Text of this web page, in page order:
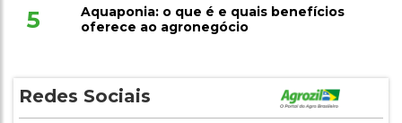
5
Aquaponia: o que é e quais benefícios
oferece ao agronegócio
Redes Sociais